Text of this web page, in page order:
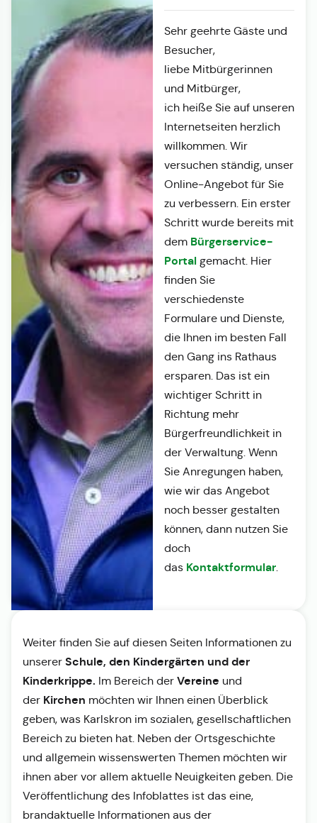
Sehr geehrte Gäste und
Besucher,
liebe Mitbürgerinnen
und Mitbürger,
ich heiße Sie auf unseren
Internetseiten herzlich
willkommen. Wir
versuchen ständig, unser
Online-Angebot für Sie
zu verbessern. Ein erster
Schritt wurde bereits mit
dem Bürgerservice-
Portalgemacht. Hier
finden Sie
verschiedenste
Formulare und Dienste,
die Ihnen im besten Fall
den Gang ins Rathaus
ersparen. Das ist ein
wichtiger Schritt in
Richtung mehr
Bürgerfreundlichkeit in
der Verwaltung. Wenn
Sie Anregungen haben,
wie wir das Angebot
noch besser gestalten
können, dann nutzen Sie
doch
das Kontaktformular.
Weiter finden Sie auf diesen Seiten Informationen zu
unserer Schule, den Kindergärten und der
Kinderkrippe. Im Bereich der Vereine und
der Kirchen möchten wir Ihnen einen Überblick
geben, was Karlskron im sozialen, gesellschaftlichen
Bereich zu bieten hat. Neben der Ortsgeschichte
und allgemein wissenswerten Themen möchten wir
ihnen aber vor allem aktuelle Neuigkeiten geben. Die
Veröffentlichung des Infoblattes ist das eine,
brandaktuelle Informationen aus der